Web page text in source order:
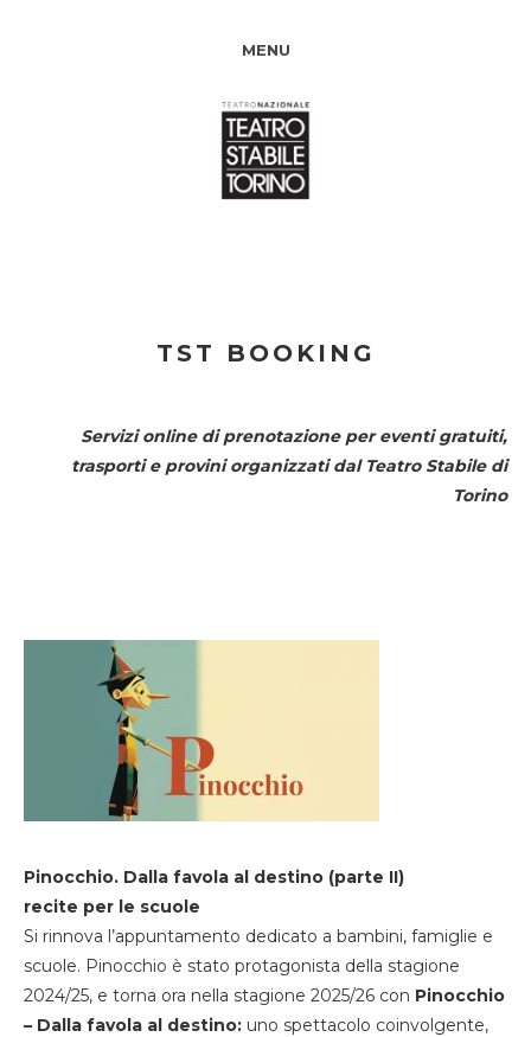
MENU
TST BOOKING
Servizi online di prenotazione per eventi gratuiti,
trasporti e provini organizzati dal Teatro Stabile di
Torino
Pinocchio. Dalla favola al destino (parte II)
recite per le scuole
Si rinnova l’appuntamento dedicato a bambini, famiglie e
scuole. Pinocchio è stato protagonista della stagione
2024/25, e torna ora nella stagione 2025/26 con Pinocchio
– Dalla favola al destino: uno spettacolo coinvolgente,